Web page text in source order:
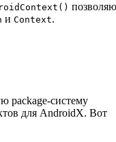
и Context.
package-систему
для AndroidX. Вот